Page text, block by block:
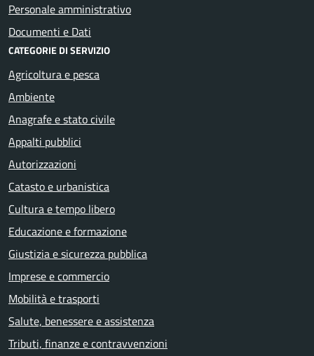
Personale amministrativo
Documenti e Dati
CATEGORIE DI SERVIZIO
Agricoltura e pesca
Ambiente
Anagrafe e stato civile
Appalti pubblici
Autorizzazioni
Catasto e urbanistica
Cultura e tempo libero
Educazione e formazione
Giustizia e sicurezza pubblica
Imprese e commercio
Mobilità e trasporti
Salute, benessere e assistenza
Tributi, finanze e contravvenzioni